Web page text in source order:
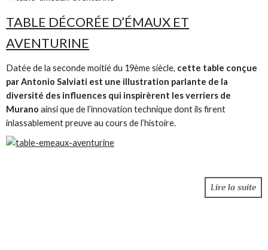
TABLE DÉCORÉE D’ÉMAUX ET
AVENTURINE
Datée de la seconde moitié du 19ème siècle, cette table conçue
par Antonio Salviati est une illustration parlante de la
diversité des influences qui inspirèrent les verriers de
Murano ainsi que de l’innovation technique dont ils firent
inlassablement preuve au cours de l’histoire.
Lire la suite